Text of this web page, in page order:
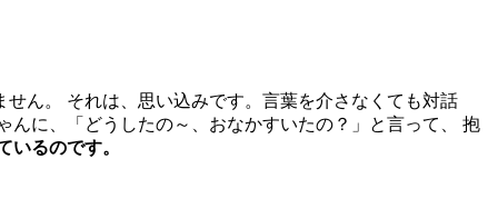
ん。 それは、思い込みです。言葉を介さなくても対話
に、「どうしたの～、おなかすいたの？」と言って、 抱
いるのです。